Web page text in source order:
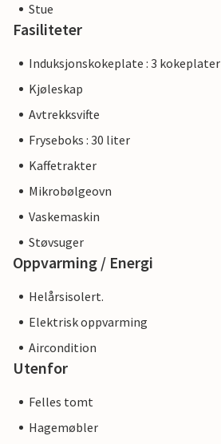
Stue
Fasiliteter
Induksjonskokeplate : 3 kokeplater
Kjøleskap
Avtrekksvifte
Fryseboks : 30 liter
Kaffetrakter
Mikrobølgeovn
Vaskemaskin
Støvsuger
Oppvarming / Energi
Helårsisolert.
Elektrisk oppvarming
Aircondition
Utenfor
Felles tomt
Hagemøbler